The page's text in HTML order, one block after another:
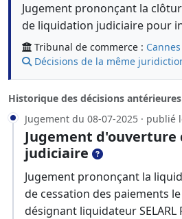
Jugement prononçant la
de liquidation judiciaire pour
Tribunal de commerce : Cannes
Décisions de la même
Historique des décisions antérieures
Jugement du 08-07-2025 · publié
Jugement
judiciaire
Jugement prononçant la
de cessation des paiements
désignant liquidateur